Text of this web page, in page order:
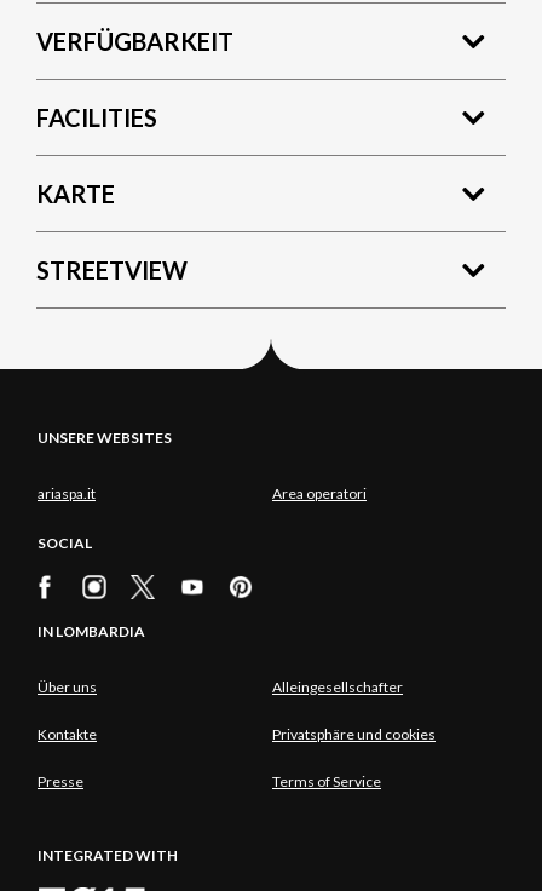
VERFÜGBARKEIT
FACILITIES
KARTE
STREETVIEW
UNSERE WEBSITES
ariaspa.it Area operatori
SOCIAL
IN LOMBARDIA
Über uns Alleingesellschafter
Kontakte Privatsphäre und cookies
Presse Terms of Service
INTEGRATED WITH